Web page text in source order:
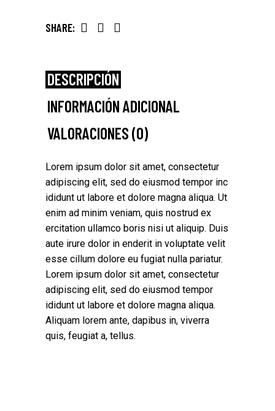
SHARE:
DESCRIPCIÓN
INFORMACIÓN ADICIONAL
VALORACIONES (0)
Lorem ipsum dolor sit amet, consectetur
adipiscing elit, sed do eiusmod tempor inc
ididunt ut labore et dolore magna aliqua. Ut
enim ad minim veniam, quis nostrud ex
ercitation ullamco boris nisi ut aliquip. Duis
aute irure dolor in enderit in voluptate velit
esse cillum dolore eu fugiat nulla pariatur.
Lorem ipsum dolor sit amet, consectetur
adipiscing elit, sed do eiusmod tempor
ididunt ut labore et dolore magna aliqua.
Aliquam lorem ante, dapibus in, viverra
quis, feugiat a, tellus.